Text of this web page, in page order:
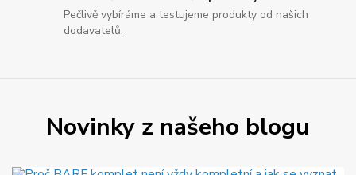
Pečlivě vybíráme a testujeme produkty od našich
dodavatelů.
Novinky z našeho blogu